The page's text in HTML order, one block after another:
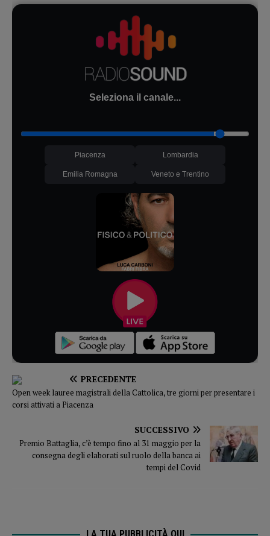
Seleziona il canale...
Piacenza Lombardia
Emilia Romagna Veneto e Trentino
PRECEDENTE
Open week lauree magistrali della Cattolica, tre giorni per presentare i
corsi attivati a Piacenza
SUCCESSIVO
Premio Battaglia, c’è tempo fino al 31 maggio per la
consegna degli elaborati sul ruolo della banca ai
tempi del Covid